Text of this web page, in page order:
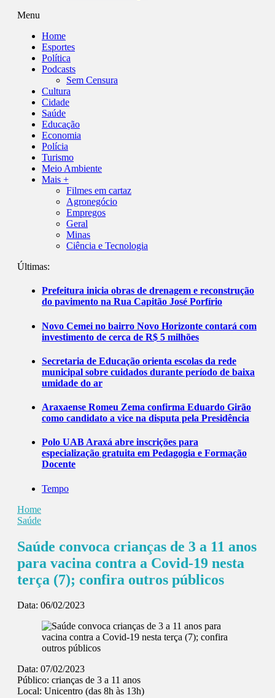
Menu
Home
Esportes
Política
Podcasts
Sem Censura
Cultura
Cidade
Saúde
Educação
Economia
Polícia
Turismo
Meio Ambiente
Mais +
Filmes em cartaz
Agronegócio
Empregos
Geral
Minas
Ciência e Tecnologia
Últimas:
Prefeitura inicia obras de drenagem e reconstrução
do pavimento na Rua Capitão José Porfírio
Novo Cemei no bairro Novo Horizonte contará com
investimento de cerca de R$ 5 milhões
Secretaria de Educação orienta escolas da rede
municipal sobre cuidados durante período de baixa
umidade do ar
Araxaense Romeu Zema confirma Eduardo Girão
como candidato a vice na disputa pela Presidência
Polo UAB Araxá abre inscrições para
especialização gratuita em Pedagogia e Formação
Docente
Tempo
Home
Saúde
Saúde convoca crianças de 3 a 11 anos
para vacina contra a Covid-19 nesta
terça (7); confira outros públicos
Data: 06/02/2023
Data: 07/02/2023
Público: crianças de 3 a 11 anos
Local: Unicentro (das 8h às 13h)